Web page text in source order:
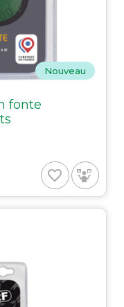
Nouveau
fonte
favorite_border